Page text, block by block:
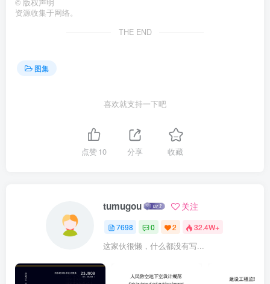
© 版权声明
资源收集于网络。
THE END
图集
喜欢就支持一下吧
点赞10 分享 收藏
tumugou 关注
7698 0 2 32.4W+
这家伙很懒，什么都没有写...